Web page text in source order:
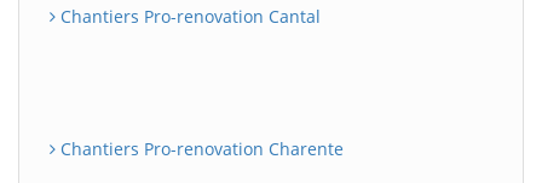
Chantiers Pro-renovation Cantal
Chantiers Pro-renovation Charente